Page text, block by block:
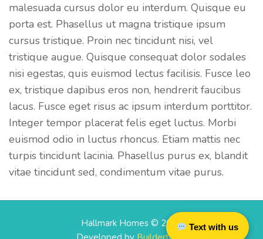
malesuada cursus dolor eu interdum. Quisque eu
porta est. Phasellus ut magna tristique ipsum
cursus tristique. Proin nec tincidunt nisi, vel
tristique augue. Quisque consequat dolor sodales
nisi egestas, quis euismod lectus facilisis. Fusce leo
ex, tristique dapibus eros non, hendrerit faucibus
lacus. Fusce eget risus ac ipsum interdum porttitor.
Integer tempor placerat felis eget luctus. Morbi
euismod odio in luctus rhoncus. Etiam mattis nec
turpis tincidunt lacinia. Phasellus purus ex, blandit
vitae tincidunt sed, condimentum vitae purus.
Hallmark Homes © 2026
Text with us